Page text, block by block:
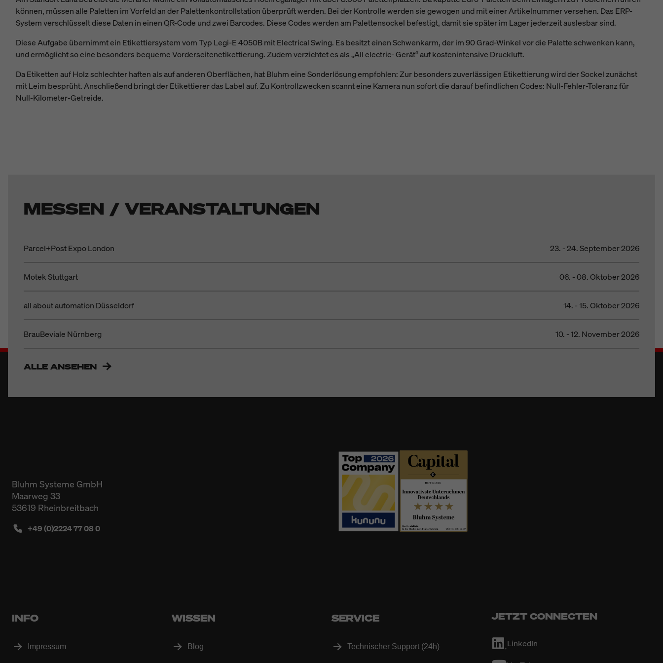
können, müssen alle Paletten im Vorfeld an der Palettenkontrollstation überprüft werden. Bei der Kontrolle werden sie gewogen und mit einer Artikelnummer versehen. Das ERP-
System verschlüsselt diese Daten in einen QR-Code und zwei Barcodes. Diese Codes werden am Palettensockel befestigt, damit sie später im Lager jederzeit auslesbar sind.
Diese Aufgabe übernimmt ein Etikettiersystem vom Typ Legi-E 4050B mit Electrical Swing. Es besitzt einen Schwenkarm, der im 90 Grad-Winkel vor die Palette schwenken kann,
und ermöglicht so eine besonders bequeme Vorderseitenetikettierung. Zudem verzichtet es als „All electric- Gerät“ auf kostenintensive Druckluft.
Da Etiketten auf Holz schlechter haften als auf anderen Oberflächen, hat Bluhm eine Sonderlösung empfohlen: Zur besonders zuverlässigen Etikettierung wird der Sockel zunächst
mit Leim besprüht. Anschließend bringt der Etikettierer das Label auf. Zu Kontrollzwecken scannt eine Kamera nun sofort die darauf befindlichen Codes: Null-Fehler-Toleranz für
Null-Kilometer-Getreide.
MESSEN / VERANSTALTUNGEN
Parcel+Post Expo London 23. - 24. September 2026
Motek Stuttgart 06. - 08. Oktober 2026
all about automation Düsseldorf 14. - 15. Oktober 2026
BrauBeviale Nürnberg 10. - 12. November 2026
ALLE ANSEHEN
Bluhm Systeme GmbH
Maarweg 33
53619 Rheinbreitbach
+49 (0)2224 77 08 0
INFO
Impressum
WISSEN
Blog
SERVICE
Technischer Support (24h)
JETZT CONNECTEN
LinkedIn